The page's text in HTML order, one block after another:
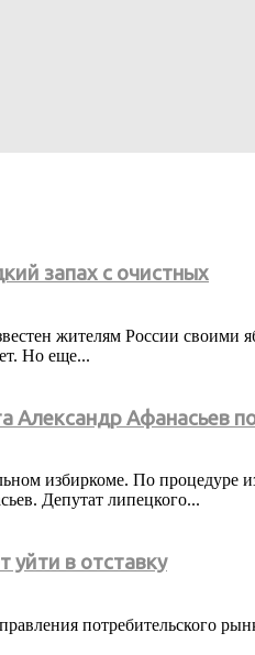
запах с очистных
жителям России
Но еще...
Александр Афанасьев
избиркоме. По
Депутат липецкого...
уйти в отставку
потребительского